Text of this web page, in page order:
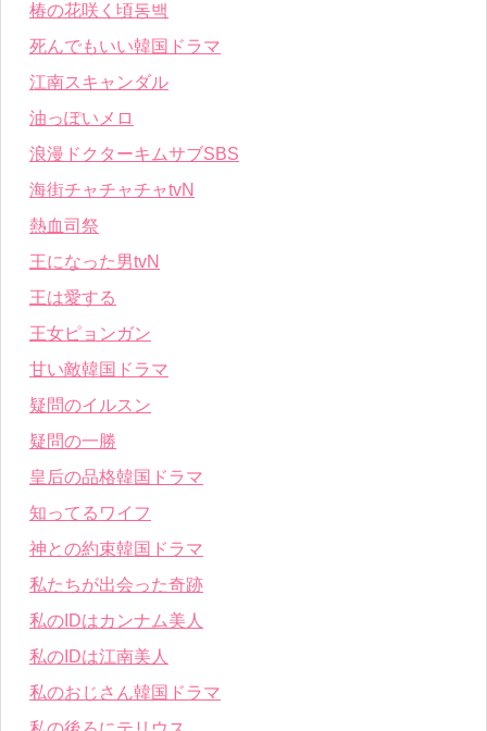
椿の花咲く頃동백
死んでもいい韓国ドラマ
江南スキャンダル
油っぽいメロ
浪漫ドクターキムサブSBS
海街チャチャチャtvN
熱血司祭
王になった男tvN
王は愛する
王女ピョンガン
甘い敵韓国ドラマ
疑問のイルスン
疑問の一勝
皇后の品格韓国ドラマ
知ってるワイフ
神との約束韓国ドラマ
私たちが出会った奇跡
私のIDはカンナム美人
私のIDは江南美人
私のおじさん韓国ドラマ